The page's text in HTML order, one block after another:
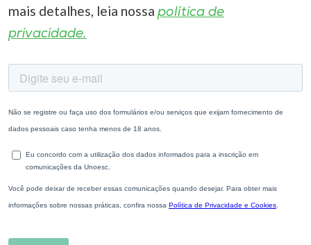
mais detalhes, leia nossa política de
privacidade.